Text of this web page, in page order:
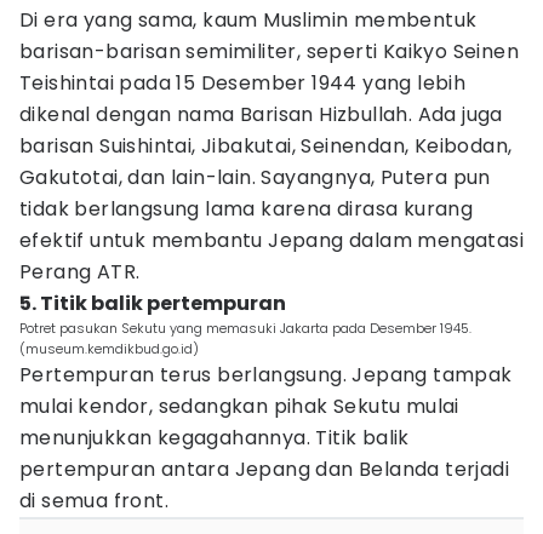
Di era yang sama, kaum Muslimin membentuk
barisan-barisan semimiliter, seperti Kaikyo Seinen
Teishintai pada 15 Desember 1944 yang lebih
dikenal dengan nama Barisan Hizbullah. Ada juga
barisan Suishintai, Jibakutai, Seinendan, Keibodan,
Gakutotai, dan lain-lain. Sayangnya, Putera pun
tidak berlangsung lama karena dirasa kurang
efektif untuk membantu Jepang dalam mengatasi
Perang ATR.
5. Titik balik pertempuran
Potret pasukan Sekutu yang memasuki Jakarta pada Desember 1945.
(museum.kemdikbud.go.id)
Pertempuran terus berlangsung. Jepang tampak
mulai kendor, sedangkan pihak Sekutu mulai
menunjukkan kegagahannya. Titik balik
pertempuran antara Jepang dan Belanda terjadi
di semua front.